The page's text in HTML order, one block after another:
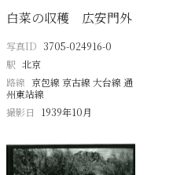
白菜の収穫 広安門外
写真ID 3705-024916-0
駅 北京
路線 京包線 京古線 大台線 通
州東站線
撮影日
1939年10月